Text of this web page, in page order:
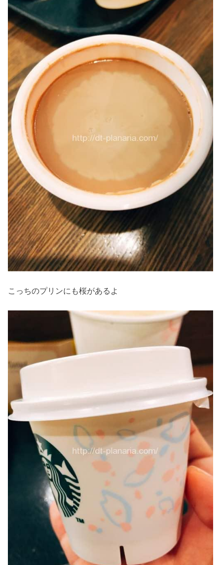
こっちのプリンにも桜があるよ